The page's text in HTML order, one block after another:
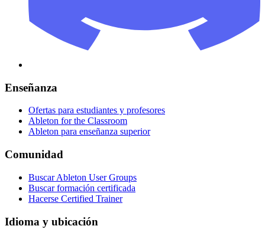
Enseñanza
Ofertas para estudiantes y profesores
Ableton for the Classroom
Ableton para enseñanza superior
Comunidad
Buscar Ableton User Groups
Buscar formación certificada
Hacerse Certified Trainer
Idioma y ubicación